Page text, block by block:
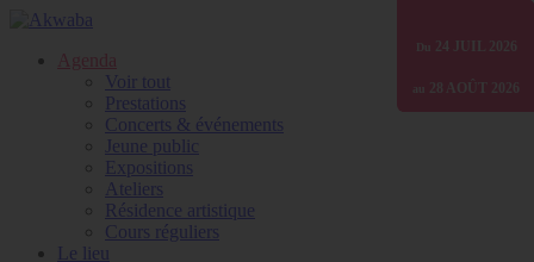
Agenda
Voir tout
Prestations
Concerts & événements
Jeune public
Expositions
Ateliers
Résidence artistique
Cours réguliers
Le lieu
Du 01 JANV 2025
au 31 DÉC 2026
Du 24 JUIL 2026
au 07 AOÛT 2026
Du 24 JUIL 2026
au 07 AOÛT 2026
Du 24 JUIL 2026
au 28 AOÛT 2026